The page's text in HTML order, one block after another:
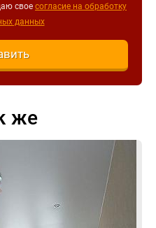
свое согласие на обработку
данных
же